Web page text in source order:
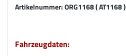
Artikelnummer:ORG1168 ( AT1168 )
Fahrzeugdaten: